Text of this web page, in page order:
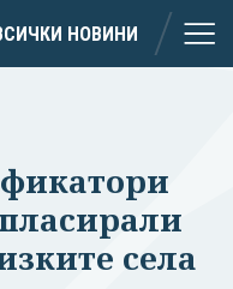
НОВИНИ
села